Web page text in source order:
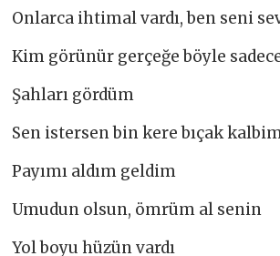
Onlarca ihtimal vardı, ben seni
Kim görünür gerçeğe böyle
Şahları gördüm
Sen istersen bin kere bıçak
Payımı aldım geldim
Umudun olsun, ömrüm al senin
Yol boyu hüzün vardı